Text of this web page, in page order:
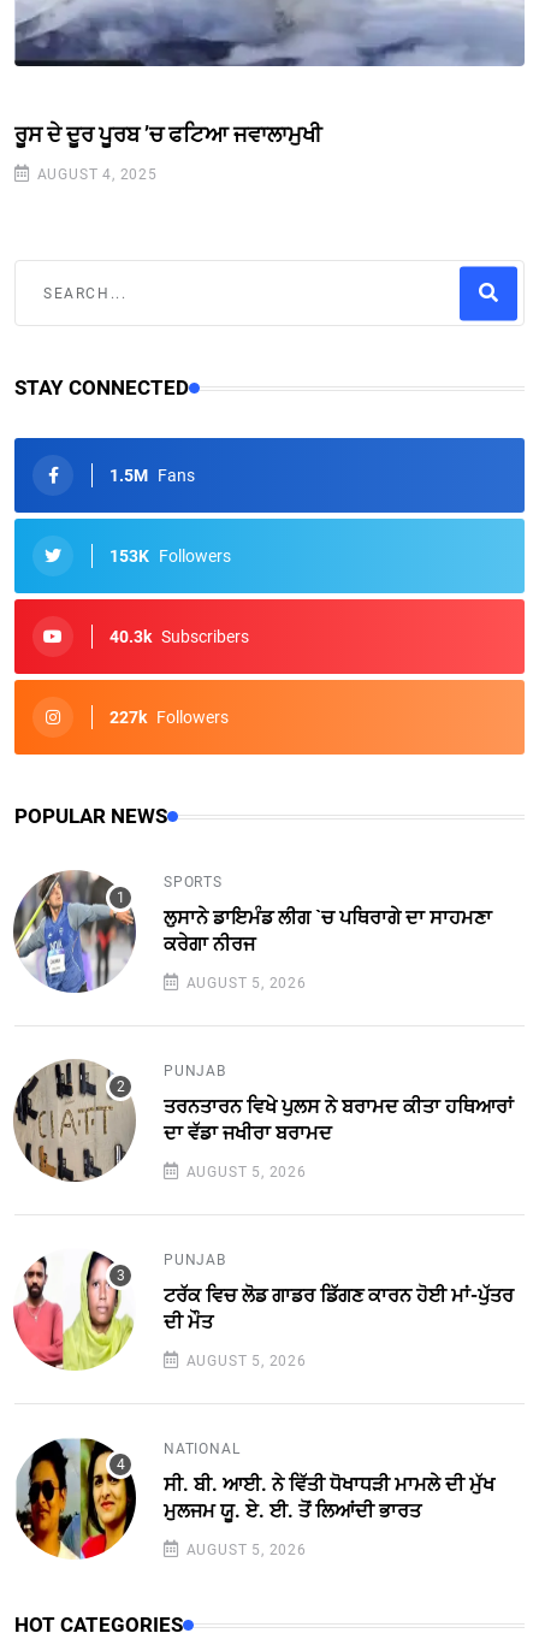
ਰੂਸ ਦੇ ਦੂਰ ਪੂਰਬ ’ਚ ਫਟਿਆ ਜਵਾਲਾਮੁਖੀ
AUGUST 4, 2025
STAY CONNECTED
1.5M Fans
153K Followers
40.3k Subscribers
227k Followers
POPULAR NEWS
SPORTS
ਲੁਸਾਨੇ ਡਾਇਮੰਡ ਲੀਗ `ਚ ਪਥਿਰਾਗੇ ਦਾ ਸਾਹਮਣਾ
ਕਰੇਗਾ ਨੀਰਜ
AUGUST 5, 2026
PUNJAB
ਤਰਨਤਾਰਨ ਵਿਖੇ ਪੁਲਸ ਨੇ ਬਰਾਮਦ ਕੀਤਾ ਹਥਿਆਰਾਂ
ਦਾ ਵੱਡਾ ਜਖੀਰਾ ਬਰਾਮਦ
AUGUST 5, 2026
PUNJAB
ਟਰੱਕ ਵਿਚ ਲੋਡ ਗਾਡਰ ਡਿੱਗਣ ਕਾਰਨ ਹੋਈ ਮਾਂ-ਪੁੱਤਰ
ਦੀ ਮੌਤ
AUGUST 5, 2026
NATIONAL
ਸੀ. ਬੀ. ਆਈ. ਨੇ ਵਿੱਤੀ ਧੋਖਾਧੜੀ ਮਾਮਲੇ ਦੀ ਮੁੱਖ
ਮੁਲਜਮ ਯੂ. ਏ. ਈ. ਤੋਂ ਲਿਆਂਦੀ ਭਾਰਤ
AUGUST 5, 2026
HOT CATEGORIES